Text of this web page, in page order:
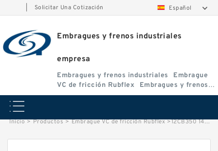
Solicitar Una Cotización Español
Embragues y frenos industriales
empresa
Embragues y frenos industriales
Embrague
VC de fricción Rubflex
Embragues y frenos
VC
Inicio > Productos > Embrague VC de fricción Rubflex >12CB350 142098JC Eaton Airflex Embragues y Frenos